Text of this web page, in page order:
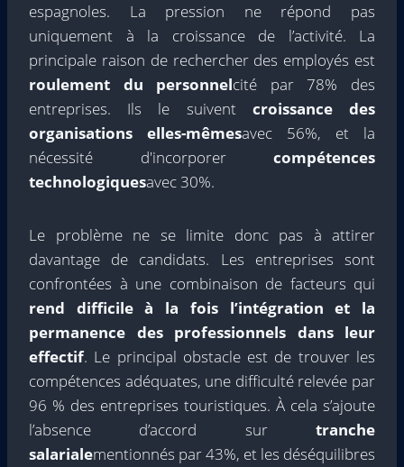
espagnoles. La pression ne répond pas
uniquement à la croissance de l’activité. La
principale raison de rechercher des employés est
roulement du personnelcité par 78% des
entreprises. Ils le suiventcroissance des
organisations elles-mêmesavec 56%, et la
nécessité d'incorporer compétences
technologiquesavec 30%.
Le problème ne se limite donc pas à attirer
davantage de candidats. Les entreprises sont
confrontées à une combinaison de facteurs qui
rend difficile à la fois l’intégration et la
permanence des professionnels dans leur
effectif. Le principal obstacle est de trouver les
compétences adéquates, une difficulté relevée par
96 % des entreprises touristiques. À cela s’ajoute
l’absence d’accord sur tranche
salarialementionnés par 43%, et les déséquilibres